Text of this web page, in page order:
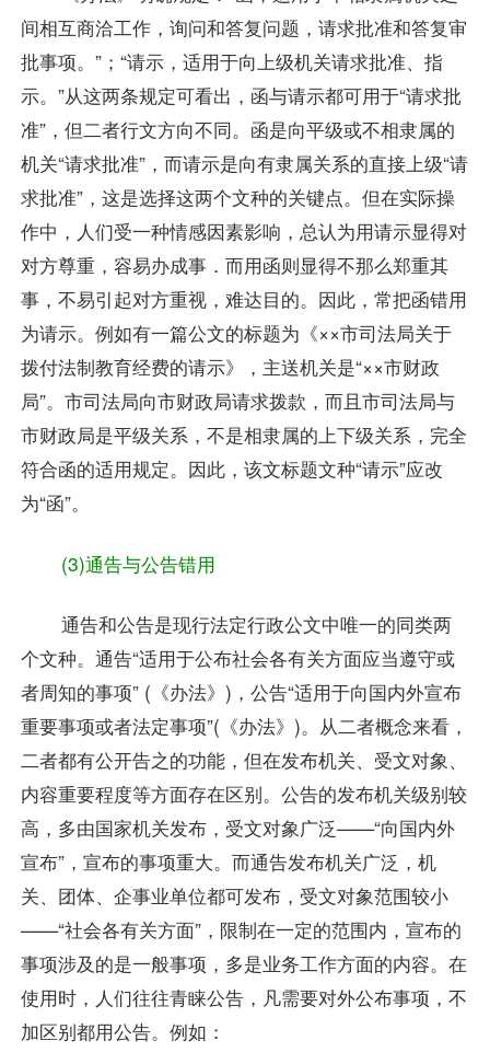
间相互商洽工作，询问和答复问题，请求批准和答复审
批事项。”；“请示，适用于向上级机关请求批准、指
示。”从这两条规定可看出，函与请示都可用于“请求批
准”，但二者行文方向不同。函是向平级或不相隶属的
机关“请求批准”，而请示是向有隶属关系的直接上级“请
求批准”，这是选择这两个文种的关键点。但在实际操
作中，人们受一种情感因素影响，总认为用请示显得对
对方尊重，容易办成事．而用函则显得不那么郑重其
事，不易引起对方重视，难达目的。因此，常把函错用
为请示。例如有一篇公文的标题为《××市司法局关于
拨付法制教育经费的请示》，主送机关是“××市财政
局”。市司法局向市财政局请求拨款，而且市司法局与
市财政局是平级关系，不是相隶属的上下级关系，完全
符合函的适用规定。因此，该文标题文种“请示”应改
为“函”。
(3)通告与公告错用
通告和公告是现行法定行政公文中唯一的同类两
个文种。通告“适用于公布社会各有关方面应当遵守或
者周知的事项” (《办法》)，公告“适用于向国内外宣布
重要事项或者法定事项”(《办法》)。从二者概念来看，
二者都有公开告之的功能，但在发布机关、受文对象、
内容重要程度等方面存在区别。公告的发布机关级别较
高，多由国家机关发布，受文对象广泛——“向国内外
宣布”，宣布的事项重大。而通告发布机关广泛，机
关、团体、企事业单位都可发布，受文对象范围较小
——“社会各有关方面”，限制在一定的范围内，宣布的
事项涉及的是一般事项，多是业务工作方面的内容。在
使用时，人们往往青睐公告，凡需要对外公布事项，不
加区别都用公告。例如：